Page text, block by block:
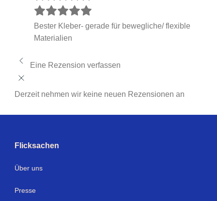
Bester Kleber- gerade für bewegliche/ flexible
Materialien
Eine Rezension verfassen
Derzeit nehmen wir keine neuen Rezensionen an
Flicksachen
Über uns
Presse